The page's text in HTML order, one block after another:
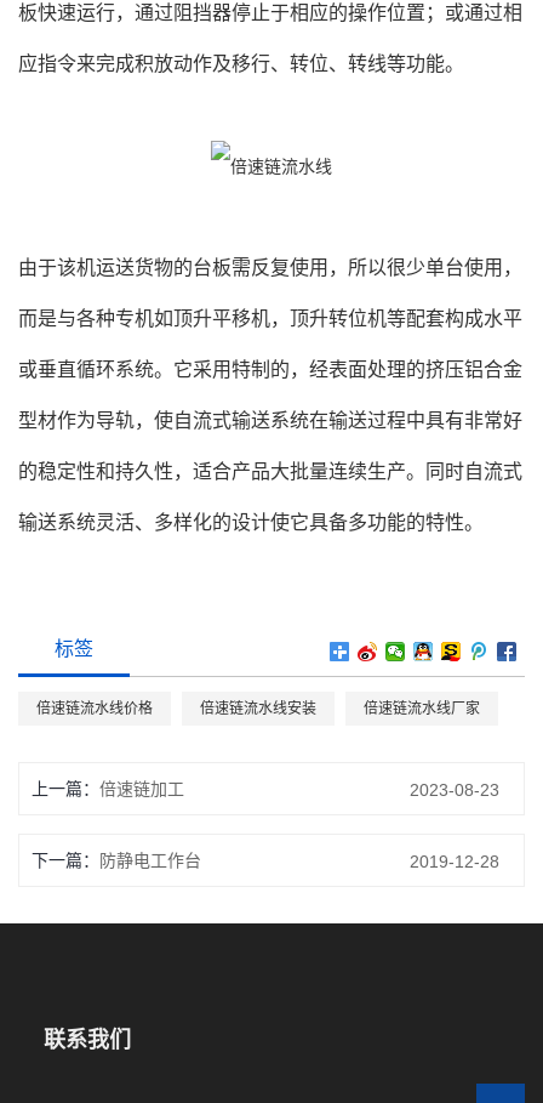
板快速运行，通过阻挡器停止于相应的操作位置；或通过相
应指令来完成积放动作及移行、转位、转线等功能。
由于该机运送货物的台板需反复使用，所以很少单台使用，
而是与各种专机如顶升平移机，顶升转位机等配套构成水平
或垂直循环系统。它采用特制的，经表面处理的挤压铝合金
型材作为导轨，使自流式输送系统在输送过程中具有非常好
的稳定性和持久性，适合产品大批量连续生产。同时自流式
输送系统灵活、多样化的设计使它具备多功能的特性。
标签
倍速链流水线价格 倍速链流水线安装 倍速链流水线厂家
上一篇 倍速链加工 2023-08-23
下一篇 防静电工作台 2019-12-28
联系我们